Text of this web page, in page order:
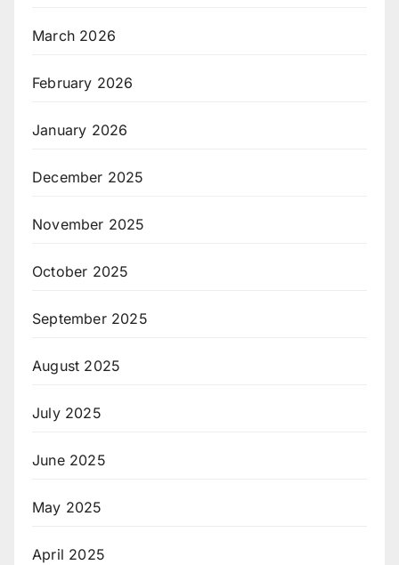
March 2026
February 2026
January 2026
December 2025
November 2025
October 2025
September 2025
August 2025
July 2025
June 2025
May 2025
April 2025